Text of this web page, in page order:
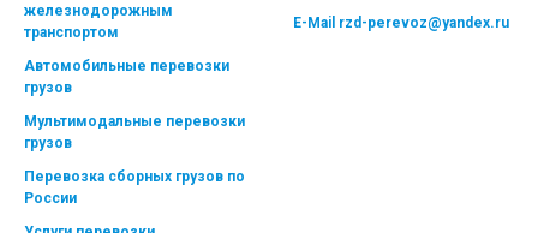
железнодорожным
транспортом
Автомобильные перевозки
грузов
Мультимодальные перевозки
грузов
Перевозка сборных грузов по
России
E-Mail rzd-perevoz@yandex.ru